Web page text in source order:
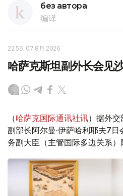
без автора
编译
22:56, 07 8月 2026
哈萨克斯坦副外长会见
（哈萨克国际通讯社讯）据外
副部长阿尔曼·伊萨哈利耶夫7
务副大臣（主管国际多边关系）